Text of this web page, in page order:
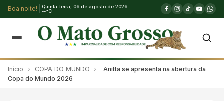
Boa noite!
Quinta-feira, 06 de agosto de 2026
--°C
Início › COPA DO MUNDO ›
Anitta se apresenta na abertura da
Copa do Mundo 2026